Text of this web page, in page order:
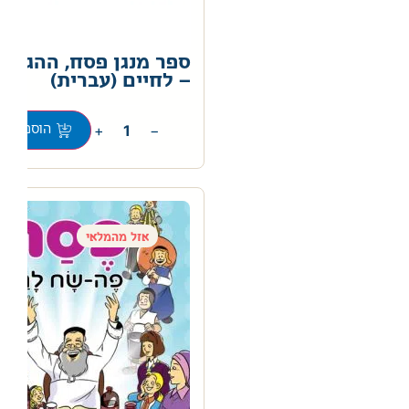
ספר מנגן פסח,
– לחיים (עברית)
−
+ הוספה
אזל מהמלאי